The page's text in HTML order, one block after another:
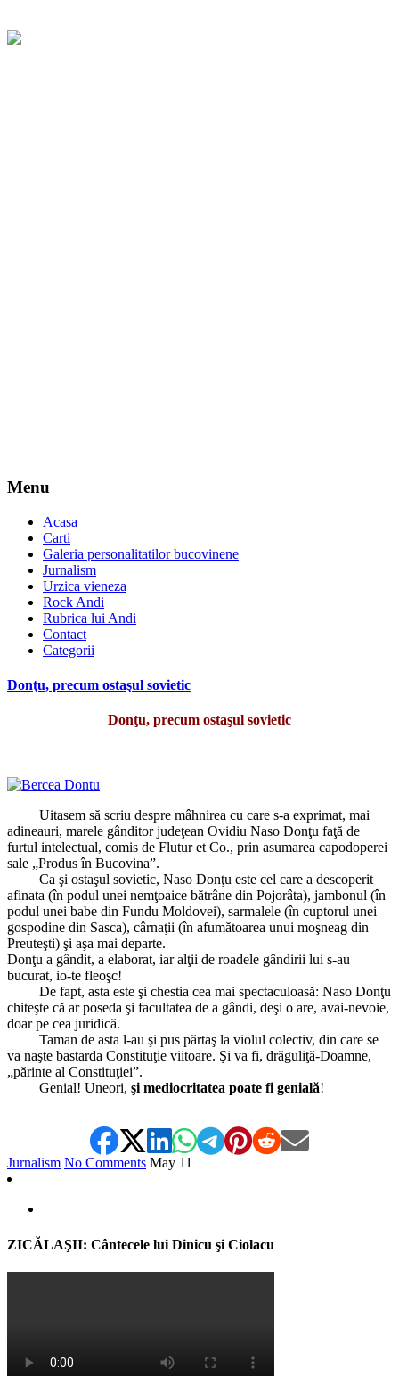
Menu
Acasa
Carti
Galeria personalitatilor bucovinene
Jurnalism
Urzica vieneza
Rock Andi
Rubrica lui Andi
Contact
Categorii
Donţu, precum ostaşul sovietic
Donţu, precum ostaşul sovietic
Uitasem să scriu despre mâhnirea cu care s-a exprimat, mai
adineauri, marele gânditor judeţean Ovidiu Naso Donţu faţă de
furtul intelectual, comis de Flutur et Co., prin asumarea capodoperei
sale „Produs în Bucovina”.
Ca şi ostaşul sovietic, Naso Donţu este cel care a descoperit
afinata (în podul unei nemţoaice bătrâne din Pojorâta), jambonul (în
podul unei babe din Fundu Moldovei), sarmalele (în cuptorul unei
gospodine din Sasca), cârnaţii (în afumătoarea unui moşneag din
Preuteşti) şi aşa mai departe.
Donţu a gândit, a elaborat, iar alţii de roadele gândirii lui s-au
bucurat, io-te fleoşc!
De fapt, asta este şi chestia cea mai spectaculoasă: Naso Donţu
chiteşte că ar poseda şi facultatea de a gândi, deşi o are, avai-nevoie,
doar pe cea juridică.
Taman de asta l-au şi pus părtaş la violul colectiv, din care se
va naşte bastarda Constituţie viitoare. Şi va fi, drăguliţă-Doamne,
„părinte al Constituţiei”.
Genial! Uneori, şi mediocritatea poate fi genială!
Jurnalism No Comments May 11
ZICĂLAŞII: Cântecele lui Dinicu şi Ciolacu